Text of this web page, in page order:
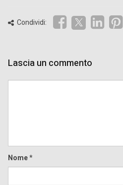
Condividi:
Lascia un commento
Nome*